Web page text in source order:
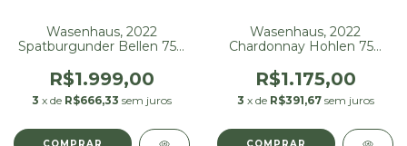
Wasenhaus, 2022
Spatburgunder Bellen 750
R$1.999,00
3 x de R$666,33 sem juros
Wasenhaus, 2022
Chardonnay Hohlen 750
R$1.175,00
3 x de R$391,67 sem juros